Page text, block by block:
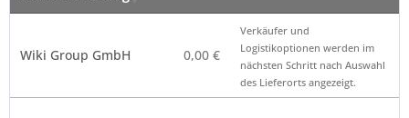
Anbieterkennung
Wiki Group GmbH
0,00 €
Verkäufer und
Logistikoptionen werden im
nächsten Schritt nach Auswahl
des Lieferorts angezeigt.